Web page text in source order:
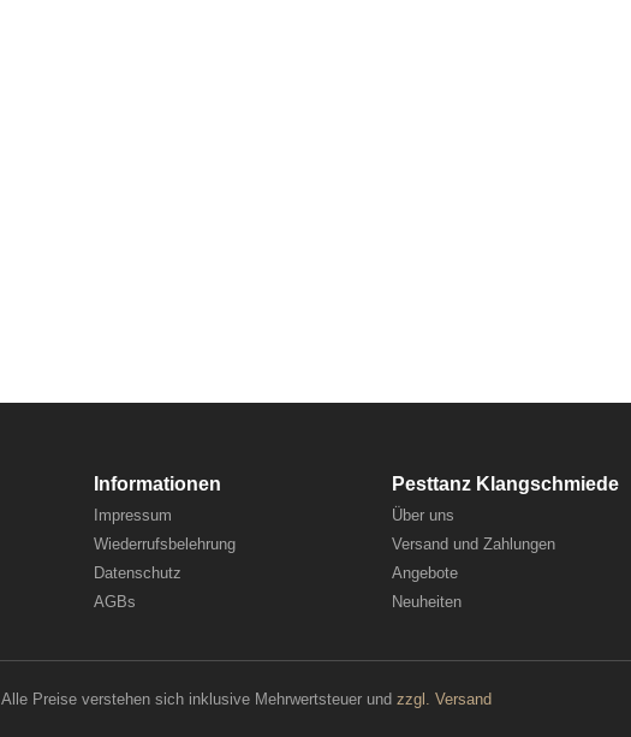
Informationen
Impressum
Wiederrufsbelehrung
Datenschutz
AGBs
Pesttanz Klangschmiede
Über uns
Versand und Zahlungen
Angebote
Neuheiten
Alle Preise verstehen sich inklusive Mehrwertsteuer und zzgl. Versand